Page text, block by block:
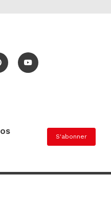
S'abonner